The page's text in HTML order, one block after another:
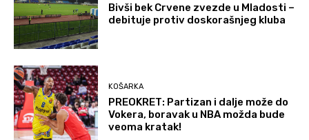
Bivši bek Crvene zvezde u Mladosti –
debituje protiv doskorašnjeg kluba
KOŠARKA
PREOKRET: Partizan i dalje može do
Vokera, boravak u NBA možda bude
veoma kratak!